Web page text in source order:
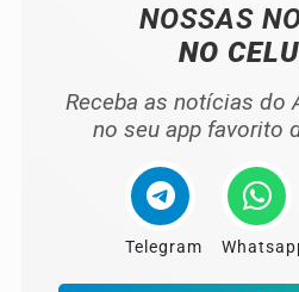
NOSSAS
NO
Receba as notícias do
no seu app favorito
Telegram